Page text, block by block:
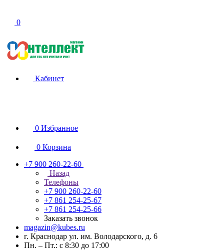
0
Кабинет
0 Избранное
0 Корзина
+7 900 260-22-60
Назад
Телефоны
+7 900 260-22-60
+7 861 254-25-67
+7 861 254-25-66
Заказать звонок
magazin@kubes.ru
г. Краснодар ул. им. Володарского, д. 6
Пн. – Пт.: с 8:30 до 17:00